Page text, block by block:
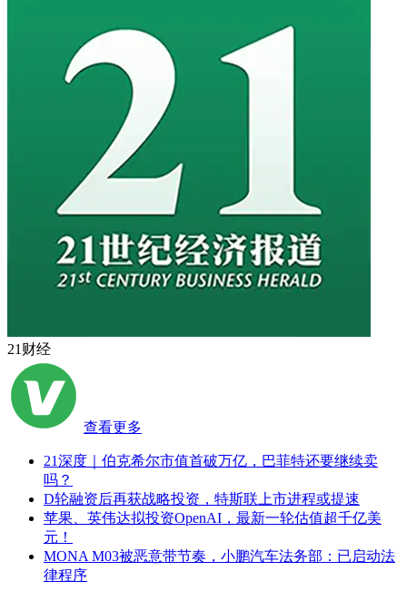
21财经
查看更多
21深度｜伯克希尔市值首破万亿，巴菲特还要继续卖
吗？
D轮融资后再获战略投资，特斯联上市进程或提速
苹果、英伟达拟投资OpenAI，最新一轮估值超千亿美
元！
MONA M03被恶意带节奏，小鹏汽车法务部：已启动法
律程序